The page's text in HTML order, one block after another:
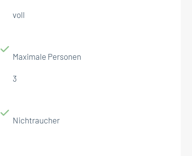
voll
Maximale Personen
3
Nichtraucher